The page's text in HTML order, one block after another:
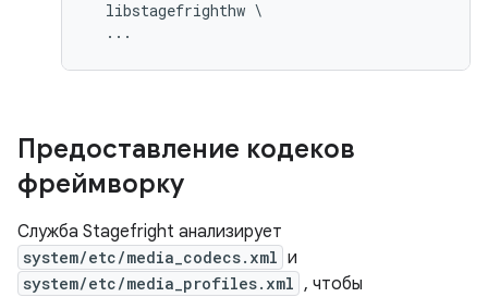
  libstagefrighthw \
Предоставление кодеков
фреймворку
Служба Stagefright анализирует
system/etc/media_codecs.xml и
system/etc/media_profiles.xml , чтобы